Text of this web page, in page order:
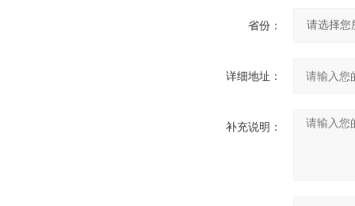
省份：
详细地址：
补充说明：